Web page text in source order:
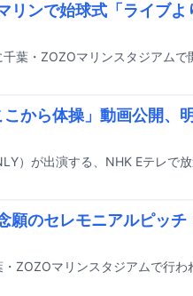
リンで始球式「ライブよ
から体操」動画公開、
願のセレモニアルピッチ